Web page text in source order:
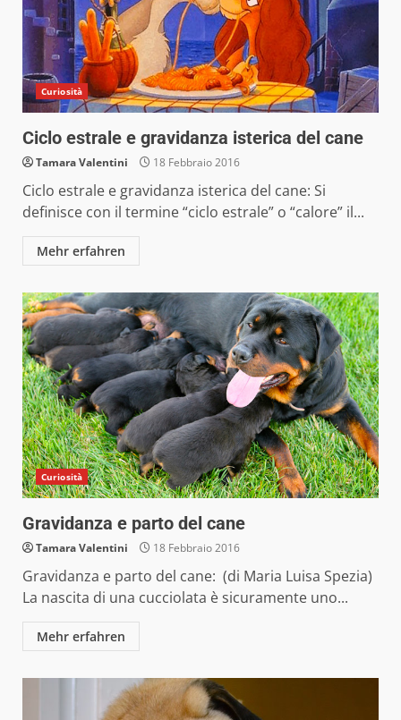
Curiosità
Ciclo estrale e gravidanza isterica del cane
Tamara Valentini 18 Febbraio 2016
Ciclo estrale e gravidanza isterica del cane: Si
definisce con il termine “ciclo estrale” o “calore” il...
Mehr erfahren
Curiosità
Gravidanza e parto del cane
Tamara Valentini 18 Febbraio 2016
Gravidanza e parto del cane: (di Maria Luisa Spezia)
La nascita di una cucciolata è sicuramente uno...
Mehr erfahren